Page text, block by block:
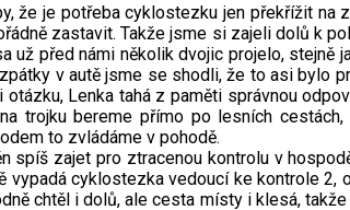
že je potřeba cyklostezku jen překřížit na
zastavit. Takže jsme si zajeli dolů k
už před námi několik dvojic projelo, stejně
v autě jsme se shodli, že to asi bylo
Lenka tahá z paměti správnou
trojku bereme přímo po lesních
to zvládáme v pohodě.
spíš zajet pro ztracenou kontrolu v
vypadá cyklostezka vedoucí ke kontrole 2,
chtěl i dolů, ale cesta místy i klesá,